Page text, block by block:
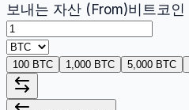
보내는 자산 (From)비트코인
100 BTC 1,000 BTC 5,000 BTC